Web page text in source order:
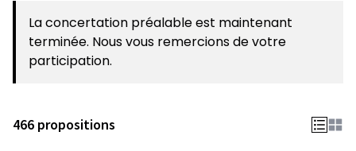
La concertation préalable est maintenant
terminée. Nous vous remercions de votre
participation.
466 propositions